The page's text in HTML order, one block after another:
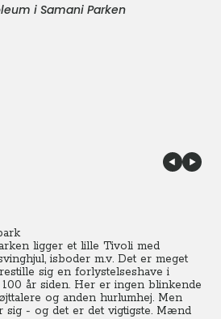
i Samani Parken
ligger et lille Tivoli med
isboder m.v. Det er meget
sig en forlystelseshave i
år siden. Her er ingen blinkende
og anden hurlumhej. Men
- og det er det vigtigste. Mænd